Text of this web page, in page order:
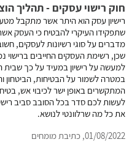
חוק רישוי עסקים - תהליך
רישיון עסק הוא היתר אשר מתקבל
שתפקידו העיקרי להבטיח כי העסק
מדברים על סוגי רשיונות לעסקים,
שכן, רשימת העסקים החייבים ברישוי
למעשה על רישיון במעיד על כך
במטרה לשמור על הבטיחות, הביטחון
המתקשרים באופן ישר לכיבוי אש,
לעשות לכם סדר בכל הסובב סביב
את כל מה שרלוונטי לנושא.
01/08/2022, כתיבת מומחים